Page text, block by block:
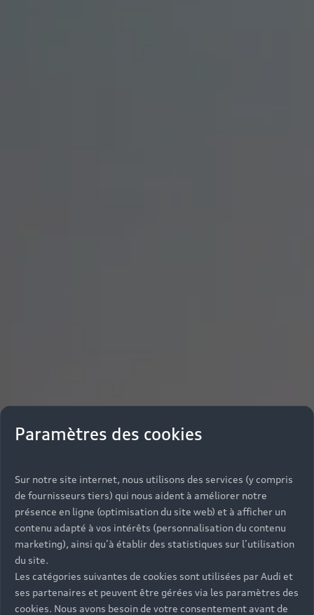
Paramètres des cookies
Sur notre site internet, nous utilisons des services (y compris
de fournisseurs tiers) qui nous aident à améliorer notre
présence en ligne (optimisation du site web) et à afficher un
contenu adapté à vos intérêts (personnalisation du contenu
marketing), ainsi qu’à établir des statistiques sur l’utilisation
du site.
Les catégories suivantes de cookies sont utilisées par Audi et
ses partenaires et peuvent être gérées via les paramètres des
cookies. Nous avons besoin de votre consentement avant de